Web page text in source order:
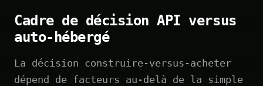
Cadre de décision API versus
auto-hébergé
La décision construire-versus-acheter
dépend de facteurs au-delà de la simple